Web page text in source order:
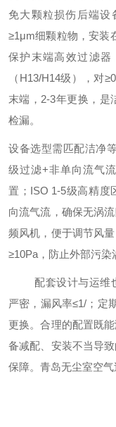
免大颗粒损伤后端设
≥1μm细颗粒物，安装
保护末端高效过滤器
（H13/H14级），对
末端， 2-3年更换，是
检漏。
设备选型需匹配洁净
级过滤+非单向流气
置；ISO 1-5级高精度
向流气流，确保无涡流
频风机，便于调节风
≥10Pa，防止外部污染
配套设计与运维
严密，漏风率≤1/ ；定
更换。合理的配置既
备减配、安装不当导
保障。青岛无尘室空